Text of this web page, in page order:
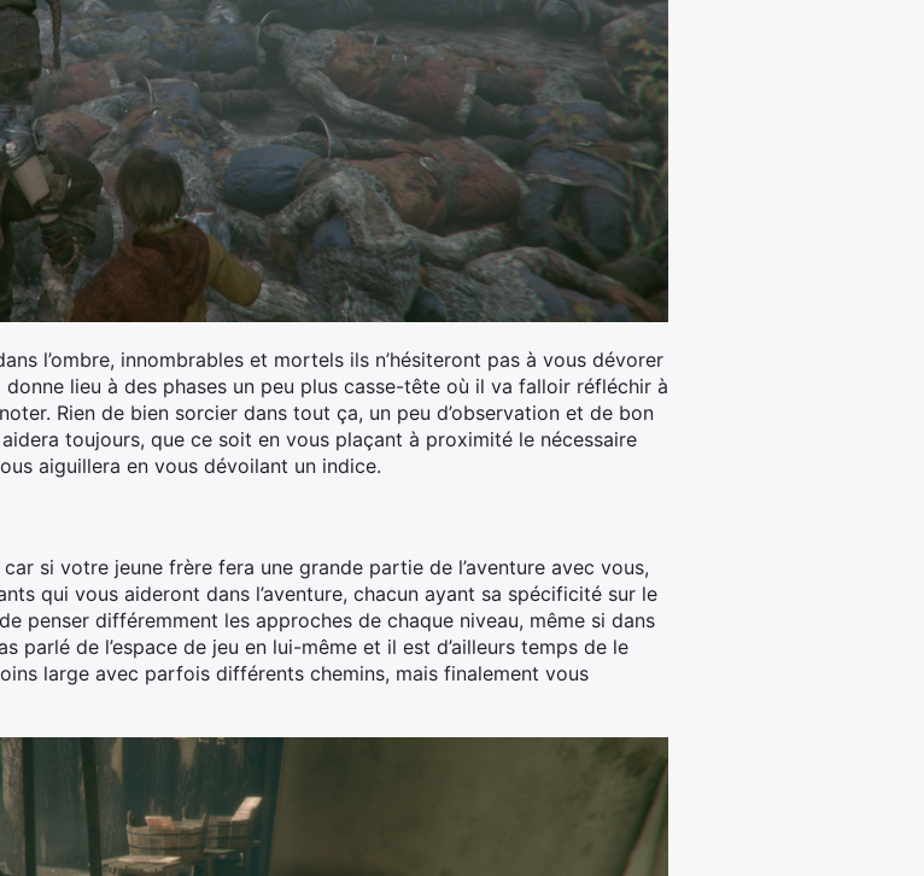
l’ombre, innombrables et mortels ils n’hésiteront pas à vous dévorer
lieu à des phases un peu plus casse-tête où il va falloir réfléchir à
Rien de bien sorcier dans tout ça, un peu d’observation et de bon
aidera toujours, que ce soit en vous plaçant à proximité le nécessaire
aiguillera en vous dévoilant un indice.
car si votre jeune frère fera une grande partie de l’aventure avec vous,
qui vous aideront dans l’aventure, chacun ayant sa spécificité sur le
penser différemment les approches de chaque niveau, même si dans
parlé de l’espace de jeu en lui-même et il est d’ailleurs temps de le
large avec parfois différents chemins, mais finalement vous